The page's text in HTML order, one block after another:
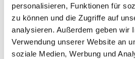
personalisieren, Funktionen für
zu können und die Zugriffe auf
analysieren. Außerdem geben wir
Verwendung unserer Website an
soziale Medien, Werbung und
Wir halten Sie mit unserem
Am Besten melden Sie sich dazu
Kinder- und Jugendarbeit